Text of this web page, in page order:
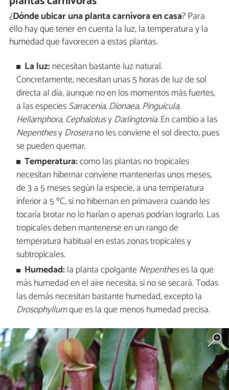
¿Dónde ubicar una planta carnívora en casa? Para
ello hay que tener en cuenta la luz, la temperatura y la
humedad que favorecen a estas plantas.
La luz: necesitan bastante luz natural.
Concretamente, necesitan unas 5 horas de luz de sol
directa al día, aunque no en los momentos más fuertes,
a las especiesSarracenia,Dionaea, Pinguicula,
Heliamphora,CephalotusyDarlingtonia. En cambio a las
NepenthesyDroserano les conviene el sol directo, pues
se pueden quemar.
Temperatura:como las plantas no tropicales
necesitan hibernar conviene mantenerlas unos meses,
de 3 a 5 meses según la especie, a una temperatura
inferior a 5 ºC, si no hibernan en primavera cuando les
tocaría brotar no lo harían o apenas podrían lograrlo. Las
tropicales deben mantenerse en un rango de
temperatura habitual en estas zonas tropicales y
subtropicales.
Humedad: la planta cpolgante Nepentheses la que
más humedad en el aire necesita, si no se secará. Todas
las demás necesitan bastante humedad, excepto la
Drosophyllumque es la que menos humedad precisa.